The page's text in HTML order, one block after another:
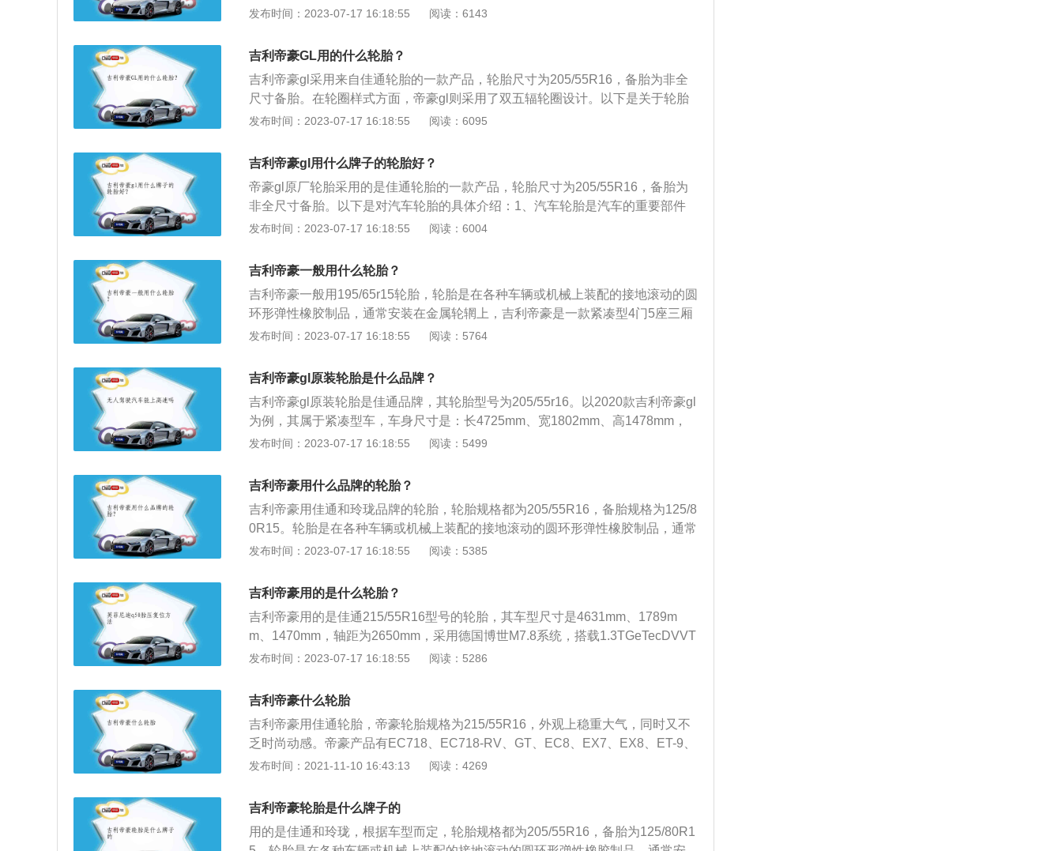
l的汽车轮胎的使用一般不要超过3年，里程不超过6万公里。以下是有关吉利帝豪
的定位，同时也代表Grand，寓意帝豪GL拥有较大的车内空间。字母L则代表了
帝豪GL的高质感——Luxury（豪华）；同时L也被视作“加长”的含义，帝豪GL拥
有超长车身及轴距表现。2、帝豪GL车身长度达到4725mm，无可争议的成为“中
国品牌最长A级车”，加之达到2700mm的轴距和领先同级的1802mm车宽，为帝
豪GL奠定了“A+级轿车”的身份，宽绰车内空间无论是车内头部空间、后排腿部空
发布时间：2023-07-17 16:18:55 阅读：6143
吉利帝豪GL用的什么轮胎？
吉利帝豪gl采用来自佳通轮胎的一款产品，轮胎尺寸为205/55R16，备胎为非全
尺寸备胎。在轮圈样式方面，帝豪gl则采用了双五辐轮圈设计。以下是关于轮胎
的作用介绍：1、支持车辆的全部重量，承受汽车的负荷，并传递其他方向的力
提高汽车的动力性、制动性和通过性。3、防止汽车零部件受到剧烈震动和早期
损坏，适应车辆的高速性能并降低行驶时的噪音，保证行驶的安全性、操纵稳定
性、舒适性和节能经济性。
发布时间：2023-07-17 16:18:55 阅读：6095
吉利帝豪gl用什么牌子的轮胎好？
帝豪gl原厂轮胎采用的是佳通轮胎的一款产品，轮胎尺寸为205/55R16，备胎为
非全尺寸备胎。以下是对汽车轮胎的具体介绍：1、汽车轮胎是汽车的重要部件
之一，它直接与路面接触，和汽车悬架共同来缓和汽车行驶时所受到的冲击。
有良好的附着性；提高汽车的牵引性、制动性和通过性。3、轮胎承受着汽车的
重量，轮胎在汽车上所起的重要作用越来越受到人们的重视。
发布时间：2023-07-17 16:18:55 阅读：6004
吉利帝豪一般用什么轮胎？
吉利帝豪一般用195/65r15轮胎，轮胎是在各种车辆或机械上装配的接地滚动的圆
环形弹性橡胶制品，通常安装在金属轮辋上，吉利帝豪是一款紧凑型4门5座三厢
车，其车身尺寸是：长4632mm、宽1789mm、高1470mm，轴距为2650mm。吉
扭矩是142牛米，其驱动方式是前置前驱，前悬架使用了麦弗逊式独立悬架，后
悬架使用了扭力梁式非独立悬架。
发布时间：2023-07-17 16:18:55 阅读：5764
吉利帝豪gl原装轮胎是什么品牌？
吉利帝豪gl原装轮胎是佳通品牌，其轮胎型号为205/55r16。以2020款吉利帝豪gl
为例，其属于紧凑型车，车身尺寸是：长4725mm、宽1802mm、高1478mm，
轴距为2700mm，油箱容积为55l，整备质量为1335kg。2020款吉利帝豪gl前悬
发动机，最大马力是141ps，最大功率是104kw，最大扭矩是235nm，与其匹配
的是6挡手动变速箱。
发布时间：2023-07-17 16:18:55 阅读：5499
吉利帝豪用什么品牌的轮胎？
吉利帝豪用佳通和玲珑品牌的轮胎，轮胎规格都为205/55R16，备胎规格为125/8
0R15。轮胎是在各种车辆或机械上装配的接地滚动的圆环形弹性橡胶制品，通常
安装在金属轮辋上，能支承车身，缓冲外界冲击，实现与路面的接触并保证车辆
高1470mm，轴距为2650mm。吉利帝豪搭载了1.5l自然吸气发动机，最大功率是
80kw，最大功率转速是每分钟6000rpm，与其匹配的是5挡手动变速箱。
发布时间：2023-07-17 16:18:55 阅读：5385
吉利帝豪用的是什么轮胎？
吉利帝豪用的是佳通215/55R16型号的轮胎，其车型尺寸是4631mm、1789m
m、1470mm，轴距为2650mm，采用德国博世M7.8系统，搭载1.3TGeTecDVVT
涡轮增压发动机，采用前轮驱动，最大功率98kw，峰值扭矩185nm。吉利帝豪
V这两款车是吉利首款B级轿车的三厢和两厢版。
发布时间：2023-07-17 16:18:55 阅读：5286
吉利帝豪什么轮胎
吉利帝豪用佳通轮胎，帝豪轮胎规格为215/55R16，外观上稳重大气，同时又不
乏时尚动感。帝豪产品有EC718、EC718-RV、GT、EC8、EX7、EX8、ET-9、
EX9等跑车、覆盖范围广泛，能够充分满足各类消费人员的不同需求。帝豪EC71
且整体感很强的车身，从头到尾都带着鲜明的主题，张弛有度的和谐。帝豪EC8
是吉利高端品牌，宽大的车身与丰富的配置是吉利帝豪EC8较为抢眼的卖点。大
气、稳重的造型设计，使得帝豪EC8更加偏重商务风格。帝豪EX8被吉利定位为
发布时间：2021-11-10 16:43:13 阅读：4269
吉利帝豪轮胎是什么牌子的
用的是佳通和玲珑，根据车型而定，轮胎规格都为205/55R16，备胎为125/80R1